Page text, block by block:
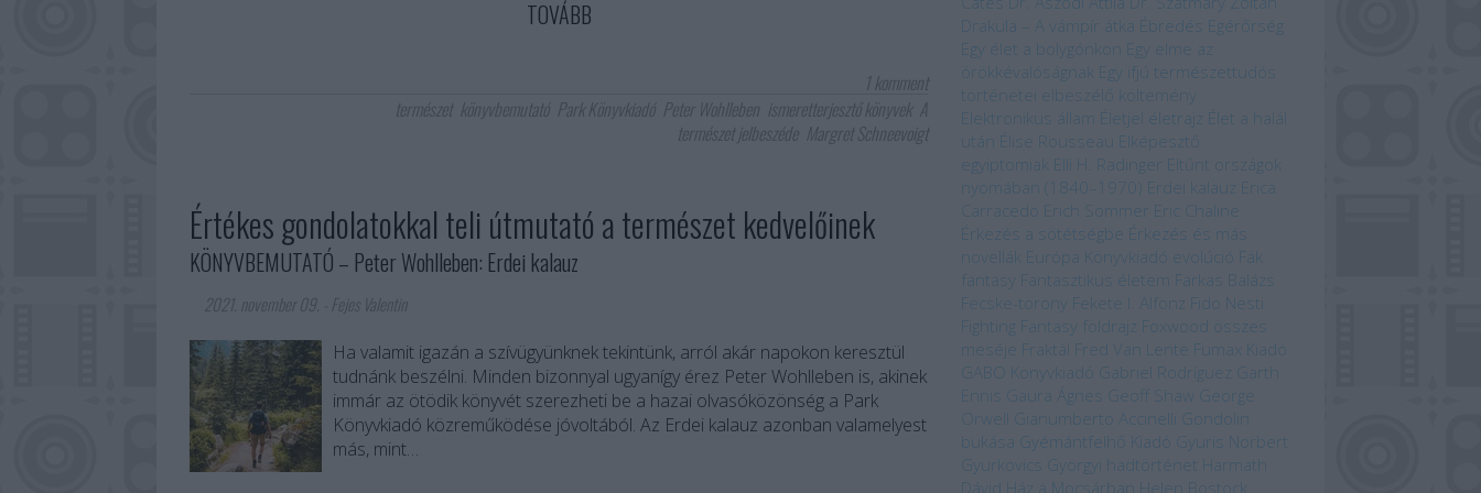
TOVÁBB
1komment
természet könyvbemutató Park Könyvkiadó Peter Wohlleben ismeretterjesztő könyvek A
természet jelbeszéde Margret Schneevoigt
Értékes gondolatokkal teli útmutató a természet kedvelőinek
KÖNYVBEMUTATÓ – Peter Wohlleben: Erdei kalauz
2021. november 09.
Fejes Valentin
Ha valamit igazán a szívügyünknek tekintünk, arról akár napokon keresztül
tudnánk beszélni. Minden bizonnyal ugyanígy érez Peter Wohlleben is, akinek
immár az ötödik könyvét szerezheti be a hazai olvasóközönség a Park
Könyvkiadó közreműködése jóvoltából. Az Erdei kalauz azonban valamelyest
más, mint…
Drakula – A vámpír átka Ébredés
Egérőrség
Egy élet a bolygónkon Egy elme az
örökkévalóságnak Egy ifjú természettudós
történetei
elbeszélő költemény
Elektronikus állam Életjel életrajz Élet a halál
után Élise Rousseau Elképesztő
egyiptomiak Elli H. Radinger Eltűnt országok
nyomában (1840–1970)
Erdei kalauz Erica
Carracedo
Erich Sommer Eric Chaline
Érkezés a sötétségbe Érkezés és más
novellák Európa Könyvkiadó evolúció
Fák
fantasy Fantasztikus életem Farkas Balázs
Fecske-torony Fekete I. Alfonz Fido Nesti
Fighting Fantasy földrajz Foxwood összes
meséje Fraktál Fred Van Lente Fumax Kiadó
GABO Könyvkiadó
Gabriel Rodríguez
Garth
Ennis
Gaura Ágnes Geoff Shaw
George
Orwell
Gianumberto Accinelli
Gondolin
bukása
Gyémántfelhő Kiadó
Gyuris Norbert
Gyurkovics Györgyi hadtörténet Harmath
Dávid Ház a Mocsárban Helen Bostock